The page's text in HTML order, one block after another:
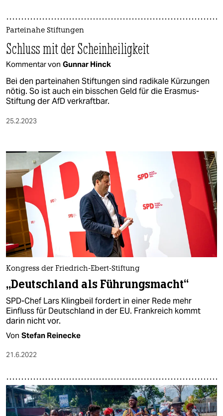
Parteinahe Stiftungen
Schluss mit der Scheinheiligkeit
Kommentar von Gunnar Hinck
Bei den parteinahen Stiftungen sind radikale Kürzungen
nötig. So ist auch ein bisschen Geld für die Erasmus-
Stiftung der AfD verkraftbar.
25.2.2023
Kongress der Friedrich-Ebert-Stiftung
„Deutschland als Führungsmacht“
SPD-Chef Lars Klingbeil fordert in einer Rede mehr
Einfluss für Deutschland in der EU. Frankreich kommt
darin nicht vor.
Von Stefan Reinecke
21.6.2022